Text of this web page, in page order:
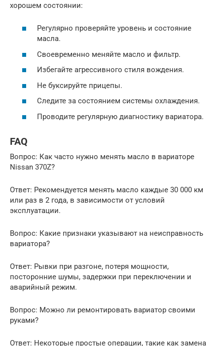
хорошем состоянии:
Регулярно проверяйте уровень и состояние
масла.
Своевременно меняйте масло и фильтр.
Избегайте агрессивного стиля вождения.
Не буксируйте прицепы.
Следите за состоянием системы охлаждения.
Проводите регулярную диагностику вариатора.
FAQ
Вопрос: Как часто нужно менять масло в вариаторе
Nissan 370Z?
Ответ: Рекомендуется менять масло каждые 30 000 км
или раз в 2 года, в зависимости от условий
эксплуатации.
Вопрос: Какие признаки указывают на неисправность
вариатора?
Ответ: Рывки при разгоне, потеря мощности,
посторонние шумы, задержки при переключении и
аварийный режим.
Вопрос: Можно ли ремонтировать вариатор своими
руками?
Ответ: Некоторые простые операции, такие как замена